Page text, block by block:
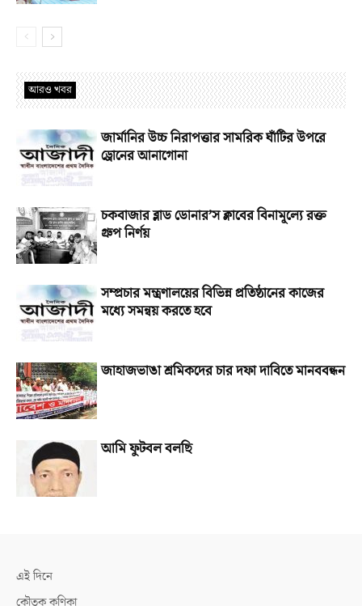
আরও খবর
জার্মানির উচ্চ নিরাপত্তার সামরিক ঘাঁটির উপরে
ড্রোনের আনাগোনা
চকবাজার ব্লাড ডোনার’স ক্লাবের বিনামূল্যে রক্ত
গ্রুপ নির্ণয়
সম্প্রচার মন্ত্রণালয়ের বিভিন্ন প্রতিষ্ঠানের কাজের
মধ্যে সমন্বয় করতে হবে
জাহাজভাঙা শ্রমিকদের চার দফা দাবিতে মানববন্ধন
আমি ফুটবল বলছি
এই দিনে
কৌতুক কণিকা